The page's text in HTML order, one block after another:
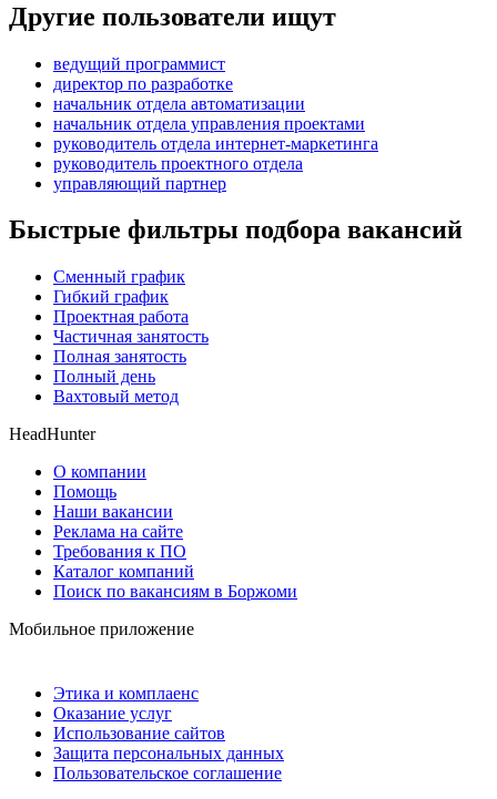
Другие пользователи ищут
ведущий программист
директор по разработке
начальник отдела автоматизации
начальник отдела управления проектами
руководитель отдела интернет-маркетинга
руководитель проектного отдела
управляющий партнер
Быстрые фильтры подбора вакансий
Сменный график
Гибкий график
Проектная работа
Частичная занятость
Полная занятость
Полный день
Вахтовый метод
HeadHunter
О компании
Помощь
Наши вакансии
Реклама на сайте
Требования к ПО
Каталог компаний
Поиск по вакансиям в Боржоми
Мобильное приложение
Этика и комплаенс
Оказание услуг
Использование сайтов
Защита персональных данных
Пользовательское соглашение